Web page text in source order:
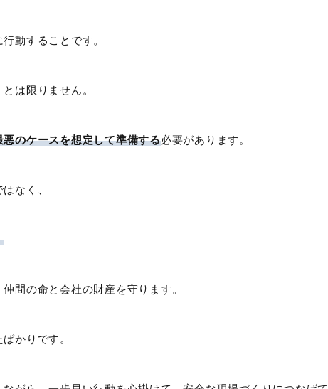
動することです。
は限りません。
悪のケースを想定して準備する必要があります。
なく、
間の命と会社の財産を守ります。
かりです。